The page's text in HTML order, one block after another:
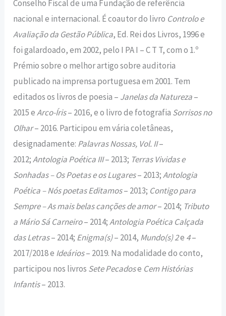
Conselho Fiscal de uma Fundação de referência
nacional e internacional. É coautor do livro Controlo e
Avaliação da Gestão Pública, Ed. Rei dos Livros, 1996 e
foi galardoado, em 2002, pelo I PA I – C T T, com o 1.º
Prémio sobre o melhor artigo sobre auditoria
publicado na imprensa portuguesa em 2001. Tem
editados os livros de poesia – Janelas da Natureza–
2015 eArco-Íris– 2016, e o livro de fotografia Sorrisos no
Olhar– 2016. Participou em vária coletâneas,
designadamente: Palavras Nossas, Vol. II–
2012;Antologia Poética III– 2013; Terras Vividas e
Sonhadas – Os Poetas e os Lugares– 2013;Antologia
Poética – Nós poetas Editamos– 2013; Contigo para
Sempre – As mais belas canções de amor– 2014; Tributo
a Mário Sá Carneiro– 2014;Antologia Poética Calçada
das Letras– 2014; Enigma(s)– 2014, Mundo(s) 2e 4–
2017/2018 e Ideários– 2019. Na modalidade do conto,
participou nos livros Sete Pecadose Cem Histórias
Infantis– 2013.